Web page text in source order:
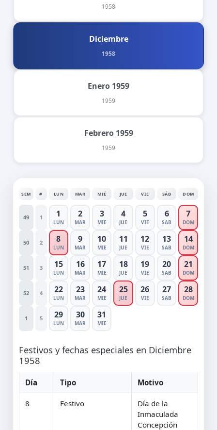
1958
Diciembre
1958
Enero 1959
1959
Febrero 1959
1959
SEM # LUN MAR MIÉ JUE VIE SÁB DOM
49 1 1
LUN
2
MAR
3
MIE
4
JUE
5
VIE
6
SAB
7
DOM
50 2 8
LUN
9
MAR
10
MIE
11
JUE
12
VIE
13
SAB
14
DOM
51 3 15
LUN
16
MAR
17
MIE
18
JUE
19
VIE
20
SAB
21
DOM
52 4 22
LUN
23
MAR
24
MIE
25
JUE
26
VIE
27
SAB
28
DOM
1 5 29
LUN
30
MAR
31
MIE
Festivos y fechas especiales en Diciembre
1958
Día Tipo Motivo
8 Festivo
Día de la
Inmaculada
Concepción